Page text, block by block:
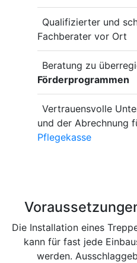
Qualifizierter und
Fachberater vor Ort
Beratung zu
Förderprogrammen
Vertrauensvolle
und der Abrechnung
Pflegekasse
Die Installation eines
kann für fast jede
werden.